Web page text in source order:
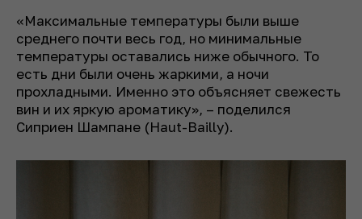
«Максимальные температуры были выше
среднего почти весь год, но минимальные
температуры оставались ниже обычного. То
есть дни были очень жаркими, а ночи
прохладными. Именно это объясняет свежесть
вин и их яркую ароматику», – поделился
Сиприен Шампане (Haut-Bailly).